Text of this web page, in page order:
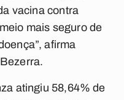
vacina contra
mais seguro de
afirma
atingiu 58,64% de